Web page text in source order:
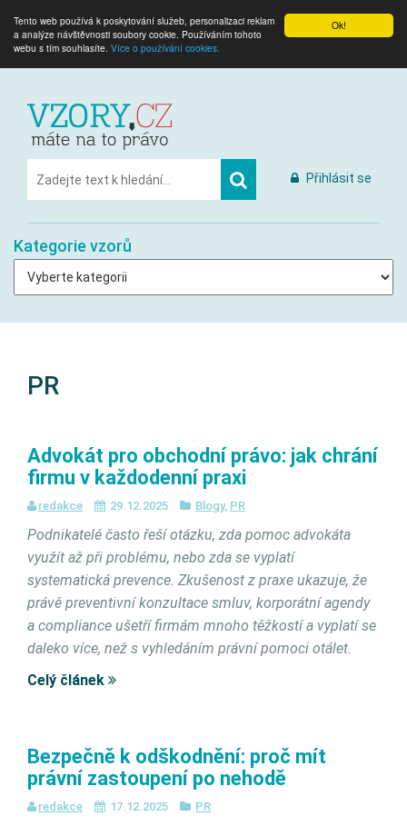
Ok!
Tento web používá k poskytování služeb, personalizaci reklam
a analýze návštěvnosti soubory cookie. Používáním tohoto
webu s tím souhlasíte. Více o používání cookies.
Přihlásit se
Kategorie vzorů
PR
Advokát pro obchodní právo: jak chrání
firmu v každodenní praxi
redakce 29.12.2025 Blogy, PR
Podnikatelé často řeší otázku, zda pomoc advokáta
využít až při problému, nebo zda se vyplatí
systematická prevence. Zkušenost z praxe ukazuje, že
právě preventivní konzultace smluv, korporátní agendy
a compliance ušetří firmám mnoho těžkostí a vyplatí se
daleko více, než s vyhledáním právní pomoci otálet.
Celý článek
Bezpečně k odškodnění: proč mít
právní zastoupení po nehodě
redakce 17.12.2025 PR